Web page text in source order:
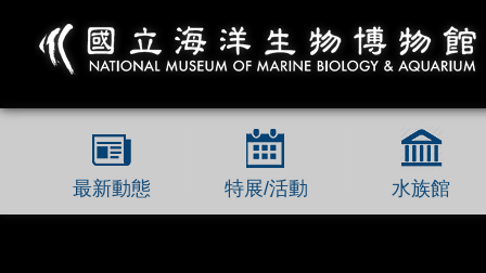
跳到主要內容區塊
最新動態 特展/活動 水族館